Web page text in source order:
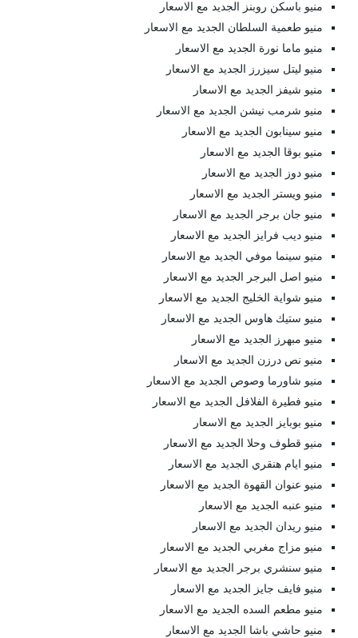
منيو باسكن روبنز الجديد مع الاسعار
منيو طعمية السلطان الجديد مع الاسعار
منيو ماما نورة الجديد مع الاسعار
منيو ليتل سيزرز الجديد مع الاسعار
منيو شيفز الجديد مع الاسعار
منيو شرمب نيشن الجديد مع الاسعار
منيو سينابون الجديد مع الاسعار
منيو بوقا الجديد مع الاسعار
منيو دوز الجديد مع الاسعار
منيو ويستر الجديد مع الاسعار
منيو جان برجر الجديد مع الاسعار
منيو ديب فرايز الجديد مع الاسعار
منيو سينما موفي الجديد مع الاسعار
منيو اصل البرجر الجديد مع الاسعار
منيو شواية الخليج الجديد مع الاسعار
منيو ستيك هاوس الجديد مع الاسعار
منيو مبهرز الجديد مع الاسعار
منيو نص درزن الجديد مع الاسعار
منيو شاورما وصوص الجديد مع الاسعار
منيو فطيرة الفلافل الجديد مع الاسعار
منيو بوبايز الجديد مع الاسعار
منيو قطوف وحلا الجديد مع الاسعار
منيو ايام هنقري الجديد مع الاسعار
منيو عنوان القهوة الجديد مع الاسعار
منيو عنبه الجديد مع الاسعار
منيو ريدان الجديد مع الاسعار
منيو مزاج مغربي الجديد مع الاسعار
منيو سنشري برجر الجديد مع الاسعار
منيو فايف جايز الجديد مع الاسعار
منيو مطعم السده الجديد مع الاسعار
منيو حاشي باشا الجديد مع الاسعار